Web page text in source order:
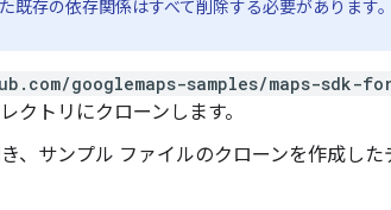
既存の依存関係はすべて削除する必要があります
googlemaps-samples/maps-sdk-
クトリにクローンします。
、サンプル ファイルのクローンを作成し